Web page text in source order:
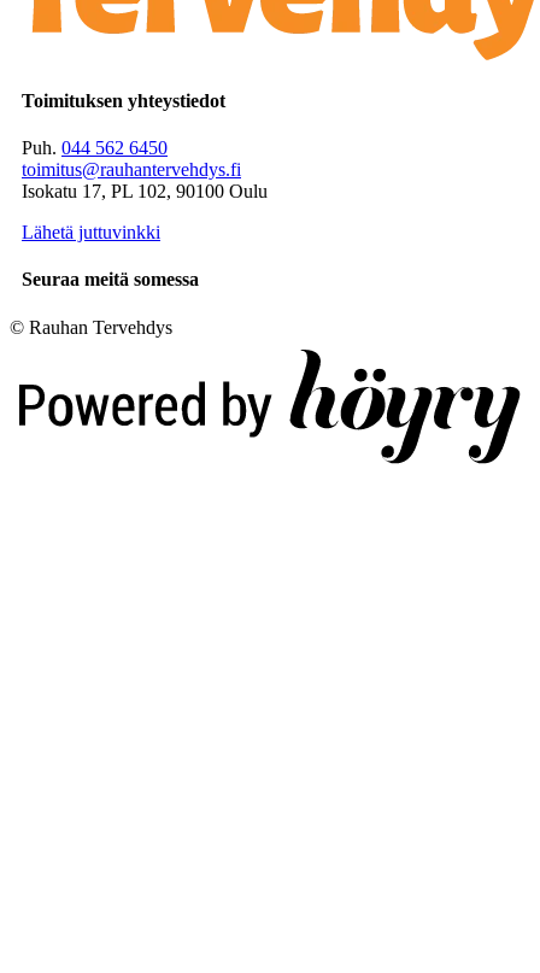
Toimituksen yhteystiedot
Puh. 044 562 6450
toimitus@rauhantervehdys.fi
Isokatu 17, PL 102, 90100 Oulu
Lähetä juttuvinkki
Seuraa meitä somessa
© Rauhan Tervehdys